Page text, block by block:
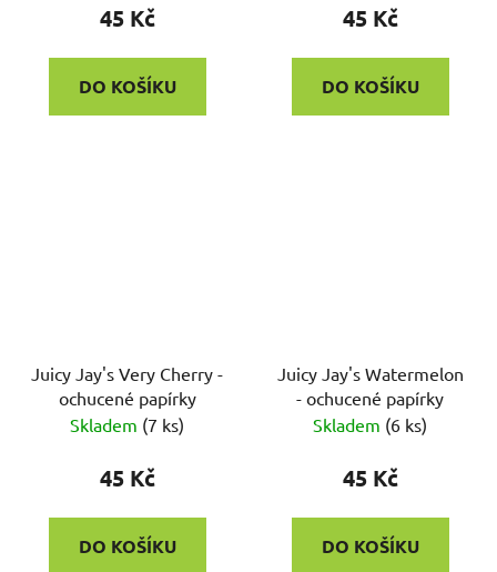
45 Kč
DO KOŠÍKU
45 Kč
DO KOŠÍKU
Juicy Jay's Very Cherry -
ochucené papírky
Skladem (7 ks)
45 Kč
DO KOŠÍKU
Juicy Jay's Watermelon
- ochucené papírky
Skladem (6 ks)
45 Kč
DO KOŠÍKU